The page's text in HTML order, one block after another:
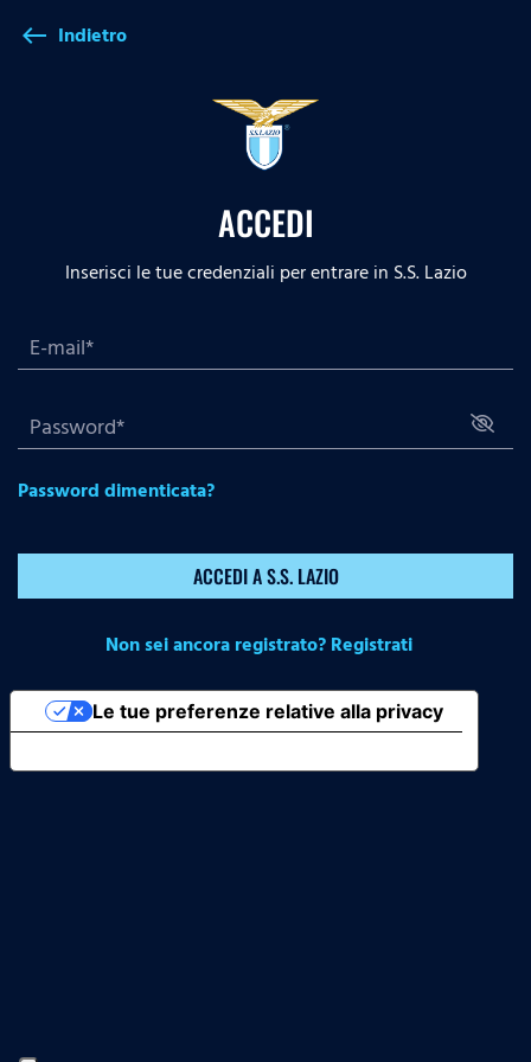
west Indietro
ACCEDI
Inserisci le tue credenziali per entrare in S.S. Lazio
Password dimenticata?
ACCEDI A S.S. LAZIO
Non sei ancora registrato? Registrati
Le tue preferenze relative alla privacy